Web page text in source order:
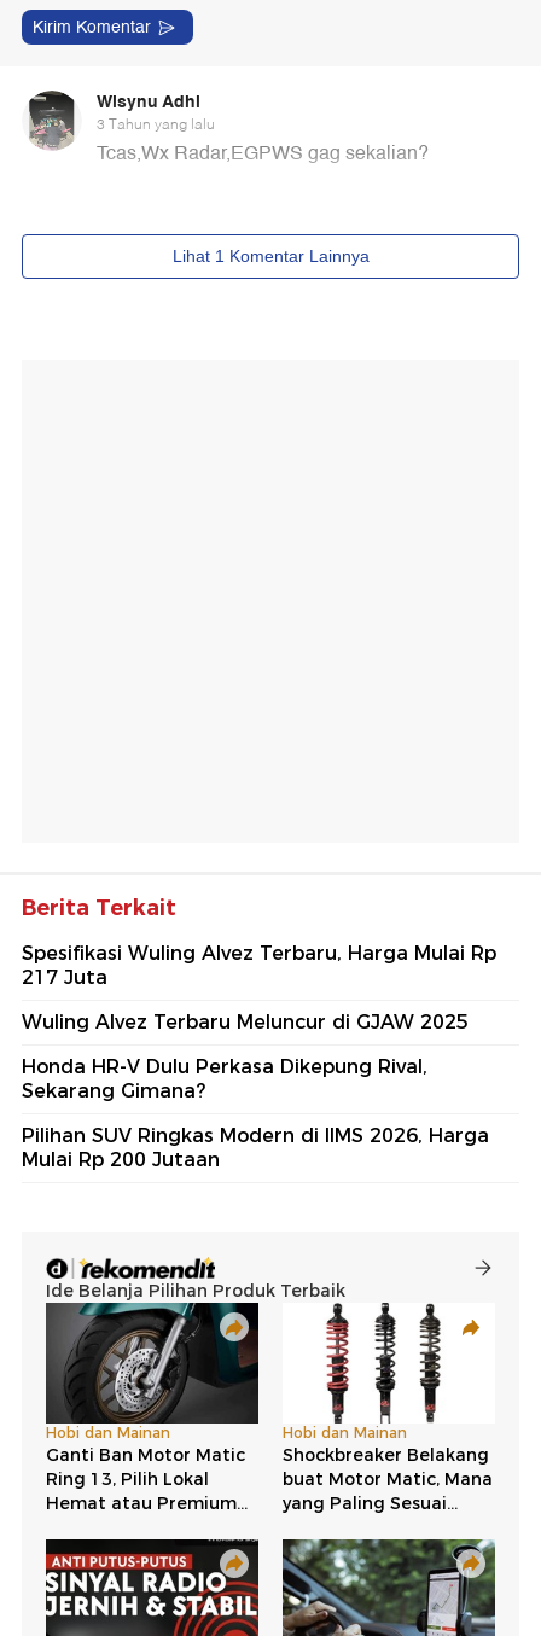
Berita Terkait
Spesifikasi Wuling Alvez Terbaru, Harga Mulai Rp
217 Juta
Wuling Alvez Terbaru Meluncur di GJAW 2025
Honda HR-V Dulu Perkasa Dikepung Rival,
Sekarang Gimana?
Pilihan SUV Ringkas Modern di IIMS 2026, Harga
Mulai Rp 200 Jutaan